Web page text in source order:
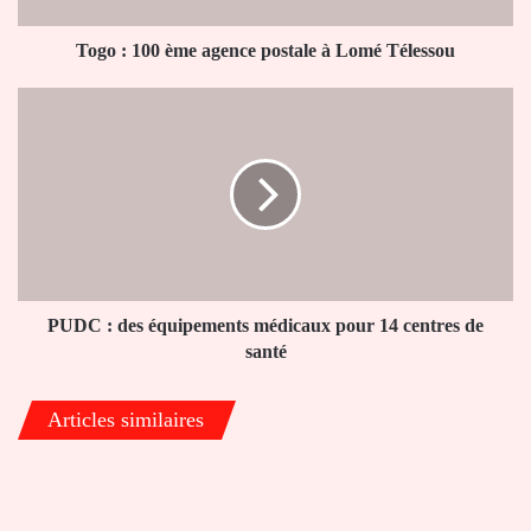
Télessou
Togo : 100 ème agence postale à Lomé Télessou
de
santéPUDC : des équipements médicaux pour 14 centres de
santé
Articles similaires